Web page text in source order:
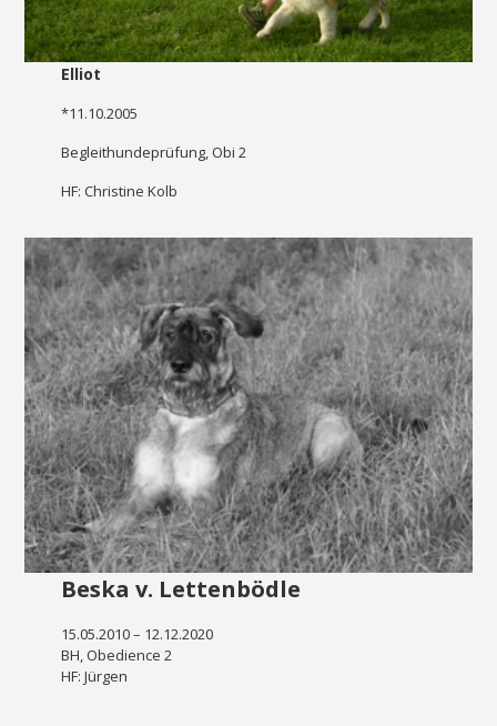
Elliot
*11.10.2005
Begleithundeprüfung, Obi 2
HF: Christine Kolb
Beska v. Lettenbödle
15.05.2010 – 12.12.2020
BH, Obedience 2
HF: Jürgen